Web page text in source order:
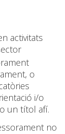
activitats
o
i/o
un títol afí.
no